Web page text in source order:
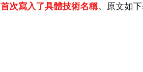
次寫入了具體技術名稱。原文如